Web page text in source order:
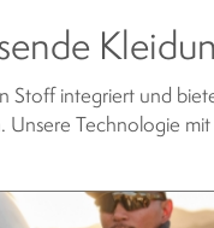
Stoff integriert und
Unsere Technologie